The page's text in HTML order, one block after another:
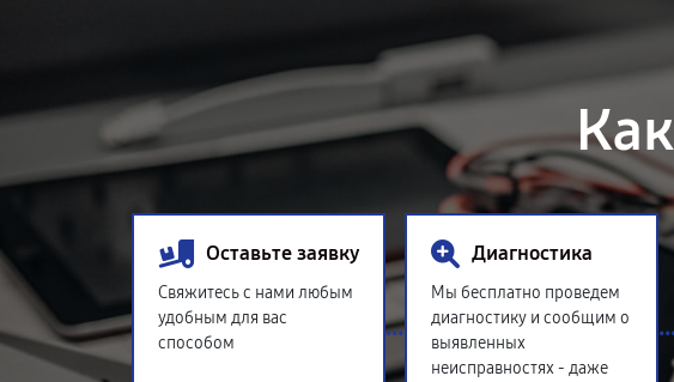
Оставьте заявку
Свяжитесь с нами любым
удобным для вас
способом
Диагностика
Мы бесплатно проведем
диагностику и сообщим о
выявленных
неисправностях - даже